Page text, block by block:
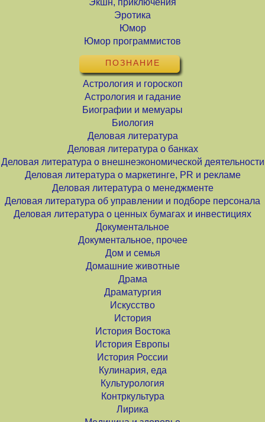
Экшн, приключения
Эротика
Юмор
Юмор программистов
ПОЗНАНИЕ
Астрология и гороскоп
Астрология и гадание
Биографии и мемуары
Биология
Деловая литература
Деловая литература о банках
Деловая литература о внешнеэкономической деятельности
Деловая литература о маркетинге, PR и рекламе
Деловая литература о менеджменте
Деловая литература об управлении и подборе персонала
Деловая литература о ценных бумагах и инвестициях
Документальное
Документальное, прочее
Дом и семья
Домашние животные
Драма
Драматургия
Искусство
История
История Востока
История Европы
История России
Кулинария, еда
Культурология
Контркультура
Лирика